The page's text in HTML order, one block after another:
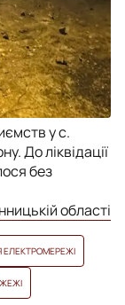
у с.
До ліквідації
без
області